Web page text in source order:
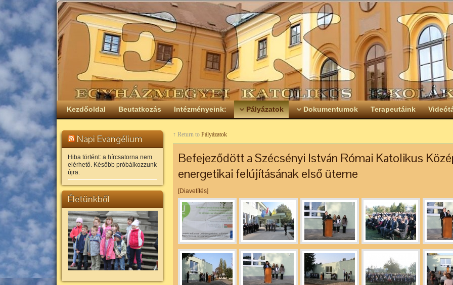
Kezdőoldal Beutatkozás Intézményeink: Pályázatok Dokumentumok Terapeutáink
Napi Evangélium
Hiba történt: a hírcsatorna nem
elérhető. Később próbálkozzunk
újra.
Életünkből
↑ Return to Pályázatok
Befejeződött a Szécsényi István Római Katolikus
energetikai felújításának első üteme
[Diavetítés]